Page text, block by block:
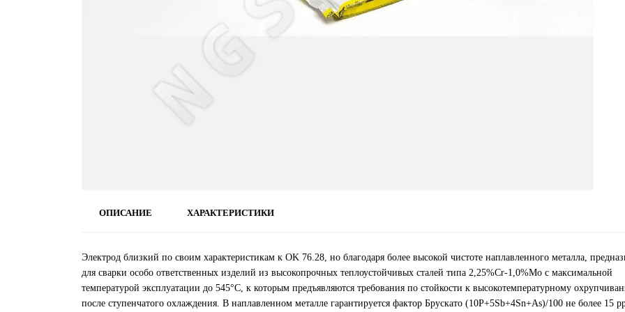
ОПИСАНИЕ ХАРАКТЕРИСТИКИ
Электрод близкий по своим характеристикам к OK 76.28, но благодаря более высокой чистоте наплавленного металла,
для сварки особо ответственных изделий из высокопрочных теплоустойчивых сталей типа 2,25%Cr-1,0%Mo с максимальной
температурой эксплуатации до 545°С, к которым предъявляются требования по стойкости к высокотемпературному
после ступенчатого охлаждения. В наплавленном металле гарантируется фактор Брускато (10P+5Sb+4Sn+As)/100 не более 15